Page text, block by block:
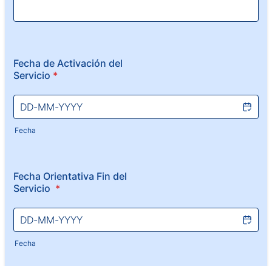
Fecha de Activación del
Servicio *
Fecha
Fecha Orientativa Fin del
Servicio *
Fecha